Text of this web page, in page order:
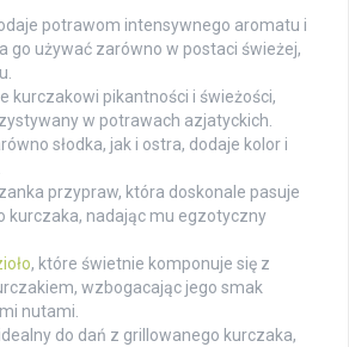
potrawom intensywnego aromatu i
go używać zarówno w postaci świeżej,
kurczakowi pikantności i świeżości,
w potrawach azjatyckich.
słodka, jak i ostra, dodaje kolor i
przypraw, która doskonale pasuje
kurczaka, nadając mu egzotyczny
, które świetnie komponuje się z
wzbogacając jego smak
nutami.
do dań z grillowanego kurczaka,